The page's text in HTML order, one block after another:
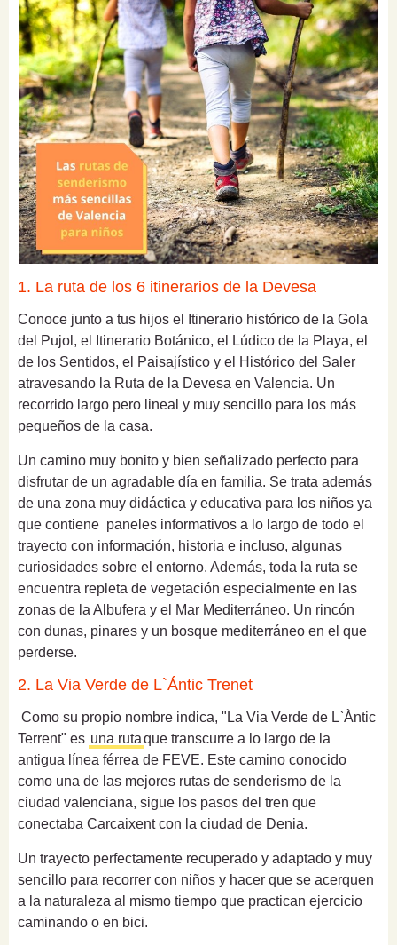
1. La ruta de los 6 itinerarios de la Devesa
Conoce junto a tus hijos el Itinerario histórico de la Gola
del Pujol, el Itinerario Botánico, el Lúdico de la Playa, el
de los Sentidos, el Paisajístico y el Histórico del Saler
atravesando la Ruta de la Devesa en Valencia. Un
recorrido largo pero lineal y muy sencillo para los más
pequeños de la casa.
Un camino muy bonito y bien señalizado perfecto para
disfrutar de un agradable día en familia. Se trata además
de una zona muy didáctica y educativa para los niños ya
que contiene paneles informativos a lo largo de todo el
trayecto con información, historia e incluso, algunas
curiosidades sobre el entorno. Además, toda la ruta se
encuentra repleta de vegetación especialmente en las
zonas de la Albufera y el Mar Mediterráneo. Un rincón
con dunas, pinares y un bosque mediterráneo en el que
perderse.
2. La Via Verde de L`Ántic Trenet
Como su propio nombre indica, "La Via Verde de L`Àntic
Terrent" es una rutaque transcurre a lo largo de la
antigua línea férrea de FEVE. Este camino conocido
como una de las mejores rutas de senderismo de la
ciudad valenciana, sigue los pasos del tren que
conectaba Carcaixent con la ciudad de Denia.
Un trayecto perfectamente recuperado y adaptado y muy
sencillo para recorrer con niños y hacer que se acerquen
a la naturaleza al mismo tiempo que practican ejercicio
caminando o en bici.